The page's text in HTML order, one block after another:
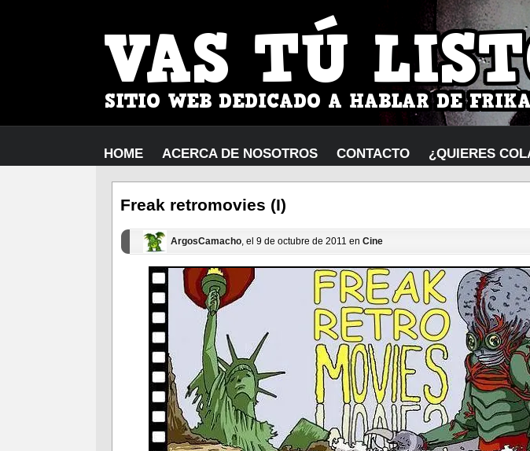
HOME ACERCA DE NOSOTROS CONTACTO ¿QUIERES
Freak retromovies (I)
ArgosCamacho, el 9 de octubre de 2011 en Cine